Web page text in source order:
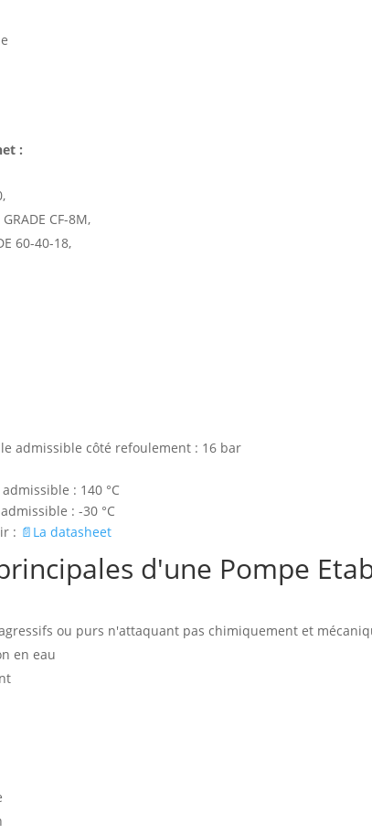
:
CF-8M,
60-40-18,
admissible côté refoulement : 16 bar
: 140 °C
: -30 °C
: 📄La datasheet
d'une Pompe
ou purs n'attaquant pas chimiquement et
en eau